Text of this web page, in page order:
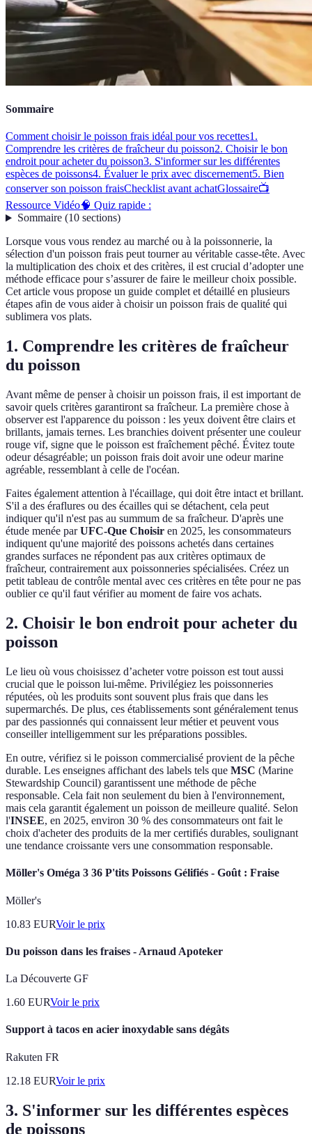
Sommaire
Comment choisir le poisson frais idéal pour vos recettes1.
Comprendre les critères de fraîcheur du poisson2. Choisir le bon
endroit pour acheter du poisson3. S'informer sur les différentes
espèces de poissons4. Évaluer le prix avec discernement5. Bien
conserver son poisson fraisChecklist avant achatGlossaire📺
Ressource Vidéo🧠 Quiz rapide :
Sommaire(10 sections)
Lorsque vous vous rendez au marché ou à la poissonnerie, la
sélection d'un poisson frais peut tourner au véritable casse-tête. Avec
la multiplication des choix et des critères, il est crucial d’adopter une
méthode efficace pour s’assurer de faire le meilleur choix possible.
Cet article vous propose un guide complet et détaillé en plusieurs
étapes afin de vous aider à choisir un poisson frais de qualité qui
sublimera vos plats.
1. Comprendre les critères de fraîcheur
du poisson
Avant même de penser à choisir un poisson frais, il est important de
savoir quels critères garantiront sa fraîcheur. La première chose à
observer est l'apparence du poisson : les yeux doivent être clairs et
brillants, jamais ternes. Les branchies doivent présenter une couleur
rouge vif, signe que le poisson est fraîchement pêché. Évitez toute
odeur désagréable; un poisson frais doit avoir une odeur marine
agréable, ressemblant à celle de l'océan.
Faites également attention à l'écaillage, qui doit être intact et brillant.
S'il a des éraflures ou des écailles qui se détachent, cela peut
indiquer qu'il n'est pas au summum de sa fraîcheur. D'après une
étude menée parUFC-Que Choisir en 2025, les consommateurs
indiquent qu'une majorité des poissons achetés dans certaines
grandes surfaces ne répondent pas aux critères optimaux de
fraîcheur, contrairement aux poissonneries spécialisées. Créez un
petit tableau de contrôle mental avec ces critères en tête pour ne pas
oublier ce qu'il faut vérifier au moment de faire vos achats.
2. Choisir le bon endroit pour acheter du
poisson
Le lieu où vous choisissez d’acheter votre poisson est tout aussi
crucial que le poisson lui-même. Privilégiez les poissonneries
réputées, où les produits sont souvent plus frais que dans les
supermarchés. De plus, ces établissements sont généralement tenus
par des passionnés qui connaissent leur métier et peuvent vous
conseiller intelligemment sur les préparations possibles.
En outre, vérifiez si le poisson commercialisé provient de la pêche
durable. Les enseignes affichant des labels tels que MSC (Marine
Stewardship Council) garantissent une méthode de pêche
responsable. Cela fait non seulement du bien à l'environnement,
mais cela garantit également un poisson de meilleure qualité. Selon
l'INSEE, en 2025, environ 30 % des consommateurs ont fait le
choix d'acheter des produits de la mer certifiés durables, soulignant
une tendance croissante vers une consommation responsable.
Möller's Oméga 3 36 P'tits Poissons Gélifiés - Goût : Fraise
Möller's
10.83 EURVoir le prix
Du poisson dans les fraises - Arnaud Apoteker
La Découverte GF
1.60 EURVoir le prix
Support à tacos en acier inoxydable sans dégâts
Rakuten FR
12.18 EURVoir le prix
3. S'informer sur les différentes espèces
de poissons